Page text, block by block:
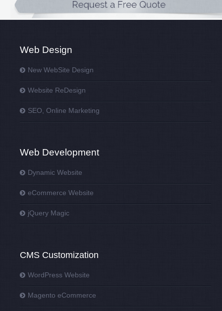
Web Design
New WebSite Design
Website ReDesign
SEO, Online Marketing
Web Development
Dynamic Website
eCommerce Website
jQuery Magic
CMS Customization
WordPress Website
Magento eCommerce